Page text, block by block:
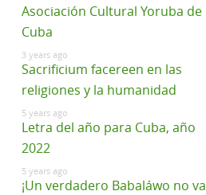
Asociación Cultural Yoruba de
Cuba
3 years ago
Sacrificium facereen en las
religiones y la humanidad
5 years ago
Letra del año para Cuba, año
2022
5 years ago
¡Un verdadero Babaláwo no va